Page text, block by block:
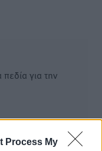
Process My
για την